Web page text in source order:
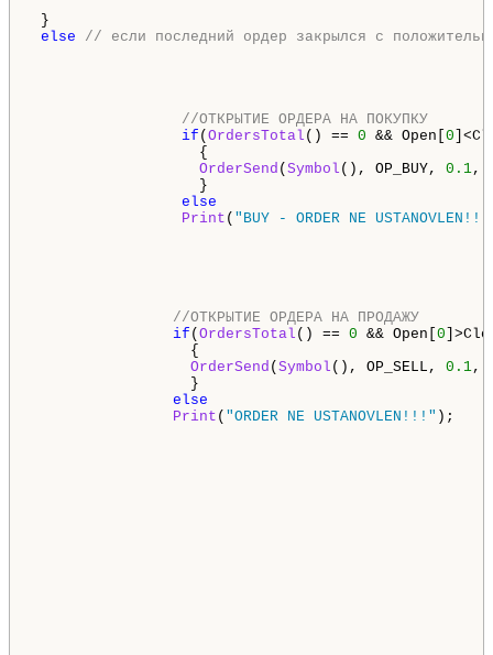
}
else
// если последний ордер закрылся с
//ОТКРЫТИЕ ОРДЕРА НА ПОКУПКУ
if ( OrdersTotal () == 0 && Open[ 0
{
OrderSend ( Symbol (), OP_BUY, 0.1,
}
else
Print ( "BUY - ORDER NE
//ОТКРЫТИЕ ОРДЕРА НА
if ( OrdersTotal () == 0 && Open[ 0
{
OrderSend ( Symbol (), OP_SELL, 0.1,
}
else
Print ( "ORDER NE USTANOVLEN!!!" );